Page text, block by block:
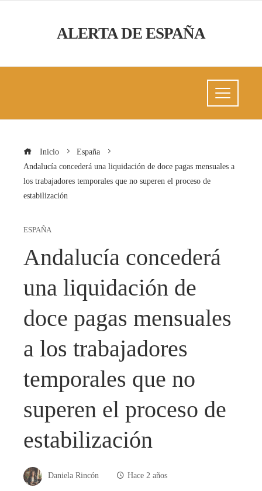
ALERTA DE ESPAÑA
Inicio
España
Andalucía concederá una liquidación de doce pagas mensuales a
los trabajadores temporales que no superen el proceso de
estabilización
ESPAÑA
Andalucía concederá
una liquidación de
doce pagas mensuales
a los trabajadores
temporales que no
superen el proceso de
estabilización
Daniela Rincón Hace 2 años